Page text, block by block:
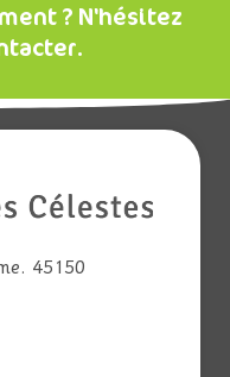
? N'hésitez
45150